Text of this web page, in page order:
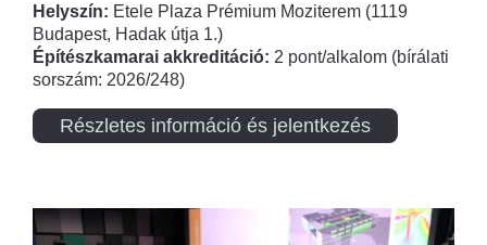
Helyszín: Etele Plaza Prémium Moziterem (1119
Budapest, Hadak útja 1.)
Építészkamarai akkreditáció: 2 pont/alkalom (bírálati
sorszám: 2026/248)
Részletes információ és jelentkezés